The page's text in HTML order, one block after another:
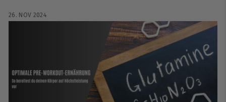
T
26. NOV 2024